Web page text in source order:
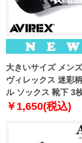
大きいサイズ メン
ヴィレックス 迷彩
ル ソックス 靴下 3
81713400
￥1,650(税込)